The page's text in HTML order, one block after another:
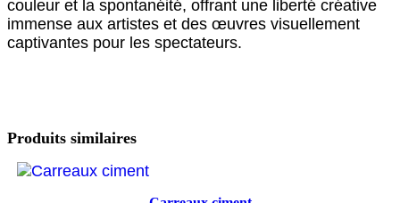
couleur et la spontanéité, offrant une liberté créative
immense aux artistes et des œuvres visuellement
captivantes pour les spectateurs.
Produits similaires